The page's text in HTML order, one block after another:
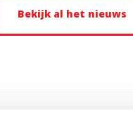
Bekijk al het nieuws